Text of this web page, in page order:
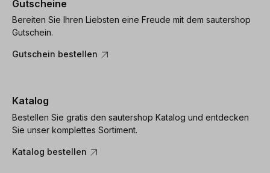
Gutscheine
Bereiten Sie Ihren Liebsten eine Freude mit dem sautershop
Gutschein.
Gutschein bestellen
Katalog
Bestellen Sie gratis den sautershop Katalog und entdecken
Sie unser komplettes Sortiment.
Katalog bestellen